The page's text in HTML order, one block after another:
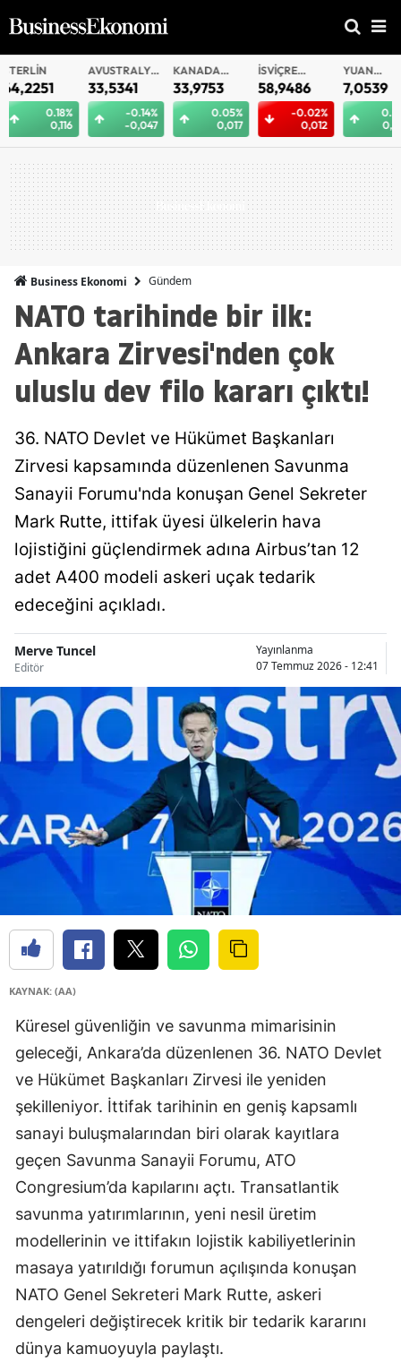
AVUSTRALYA
DOLARI
33,5341
-0.14%
-0,047
KANADA
DOLARI
33,9753
0.05%
0,017
İSVIÇRE
FRANKI
58,9486
-0.02%
0,012
YUAN
OFFSHORE
7,0539
0.04%
0,003
YUAN
7,0533
Business Ekonomi Gündem
NATO tarihinde bir ilk:
Ankara Zirvesi'nden çok
uluslu dev filo kararı çıktı!
36. NATO Devlet ve Hükümet Başkanları
Zirvesi kapsamında düzenlenen Savunma
Sanayii Forumu'nda konuşan Genel Sekreter
Mark Rutte, ittifak üyesi ülkelerin hava
lojistiğini güçlendirmek adına Airbus’tan 12
adet A400 modeli askeri uçak tedarik
edeceğini açıkladı.
Merve Tuncel
Editör
Yayınlanma
07 Temmuz 2026 - 12:41
KAYNAK: (AA)
Küresel güvenliğin ve savunma mimarisinin
geleceği, Ankara’da düzenlenen 36. NATO Devlet
ve Hükümet Başkanları Zirvesi ile yeniden
şekilleniyor. İttifak tarihinin en geniş kapsamlı
sanayi buluşmalarından biri olarak kayıtlara
geçen Savunma Sanayii Forumu, ATO
Congresium’da kapılarını açtı. Transatlantik
savunma yatırımlarının, yeni nesil üretim
modellerinin ve ittifakın lojistik kabiliyetlerinin
masaya yatırıldığı forumun açılışında konuşan
NATO Genel Sekreteri Mark Rutte, askeri
dengeleri değiştirecek kritik bir tedarik kararını
dünya kamuoyuyla paylaştı.